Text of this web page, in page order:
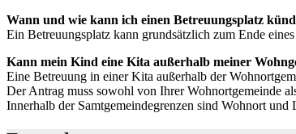
Wann und wie kann ich einen Betreuungsplatz
Ein Betreuungsplatz kann grundsätzlich zum Ende
Kann mein Kind eine Kita außerhalb meiner
Eine Betreuung in einer Kita außerhalb der
Der Antrag muss sowohl von Ihrer Wohnortgemeinde
Innerhalb der Samtgemeindegrenzen sind Wohnort